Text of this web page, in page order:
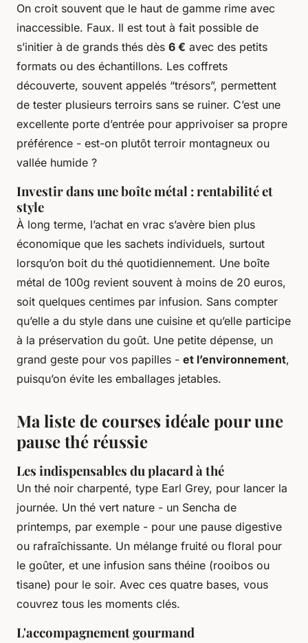
On croit souvent que le haut de gamme rime avec
inaccessible. Faux. Il est tout à fait possible de
s’initier à de grands thés dès 6 € avec des petits
formats ou des échantillons. Les coffrets
découverte, souvent appelés “trésors”, permettent
de tester plusieurs terroirs sans se ruiner. C’est une
excellente porte d’entrée pour apprivoiser sa propre
préférence - est-on plutôt terroir montagneux ou
vallée humide ?
Investir dans une boîte métal : rentabilité et
style
À long terme, l’achat en vrac s’avère bien plus
économique que les sachets individuels, surtout
lorsqu’on boit du thé quotidiennement. Une boîte
métal de 100g revient souvent à moins de 20 euros,
soit quelques centimes par infusion. Sans compter
qu’elle a du style dans une cuisine et qu’elle participe
à la préservation du goût. Une petite dépense, un
grand geste pour vos papilles - et l’environnement,
puisqu’on évite les emballages jetables.
Ma liste de courses idéale pour une
pause thé réussie
Les indispensables du placard à thé
Un thé noir charpenté, type Earl Grey, pour lancer la
journée. Un thé vert nature - un Sencha de
printemps, par exemple - pour une pause digestive
ou rafraîchissante. Un mélange fruité ou floral pour
le goûter, et une infusion sans théine (rooibos ou
tisane) pour le soir. Avec ces quatre bases, vous
couvrez tous les moments clés.
L'accompagnement gourmand